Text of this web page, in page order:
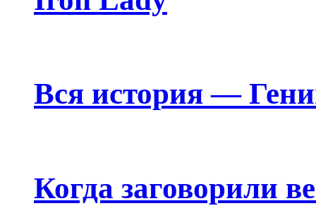
Вся история —
Когда заговорили